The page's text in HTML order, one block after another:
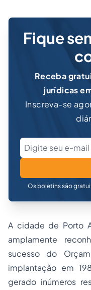
Fique
Receba
jurídicas
Inscreva-se
Os boletins são
A cidade de Porto
amplamente
sucesso do
implantação em
gerado inúmeros